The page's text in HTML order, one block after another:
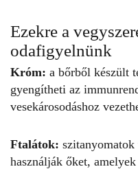
Ezekre a
odafigyelnünk
Króm: a bőrből készült
gyengítheti az
vesekárosodáshoz
Ftalátok:
használják őket,